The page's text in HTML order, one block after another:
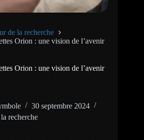
de la recherche
Orion : une vision de l’avenir
Orion : une vision de l’avenir
30 septembre 2024
recherche